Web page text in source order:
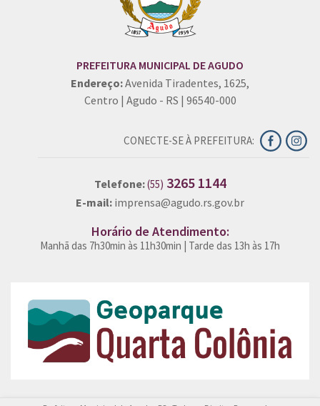
PREFEITURA MUNICIPAL DE AGUDO
Endereço:Avenida Tiradentes, 1625,
Centro | Agudo - RS | 96540-000
CONECTE-SE À PREFEITURA:
Telefone:(55) 3265 1144
E-mail: imprensa@agudo.rs.gov.br
Horário de Atendimento:
Manhã das 7h30min às 11h30min | Tarde das 13h às 17h